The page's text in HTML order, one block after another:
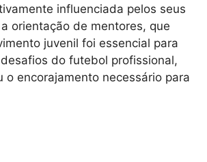
influenciada pelos seus
orientação de mentores, que
juvenil foi essencial para
do futebol profissional,
encorajamento necessário para